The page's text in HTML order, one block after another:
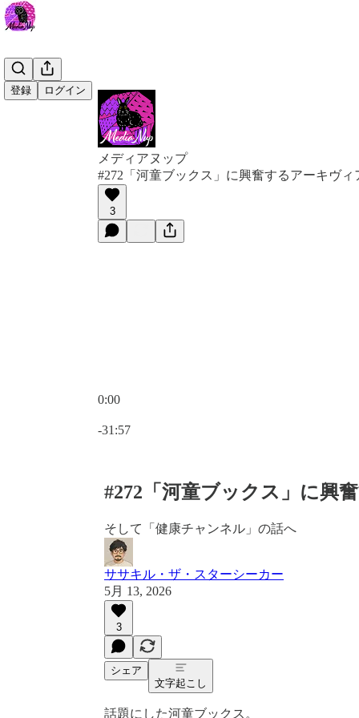
登録 ログイン
メディアヌップ
#272「河童ブックス」に興奮するアーキヴィ
3
0:00
-31:57
#272「河童ブックス」に興
そして「健康チャンネル」の話へ
ササキル・ザ・スターシーカー
5月 13, 2026
3
シェア
文字起こし
話題にした河童ブックス。